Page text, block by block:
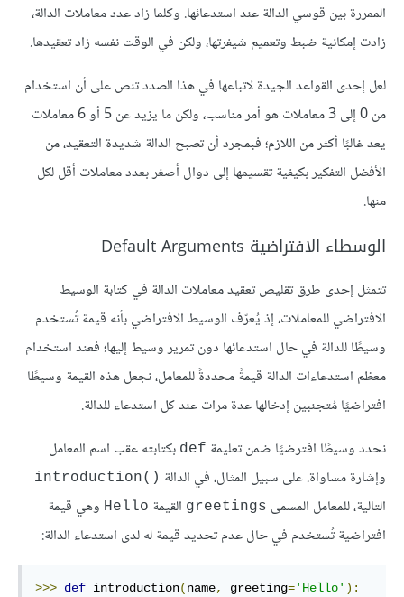
الممررة بين قوسي الدالة عند استدعائها. وكلما زاد عدد معاملات الدالة،
زادت إمكانية ضبط وتعميم شيفرتها، ولكن في الوقت نفسه زاد تعقيدها.
لعل إحدى القواعد الجيدة لاتباعها في هذا الصدد تنص على أن استخدام
من 0 إلى 3 معاملات هو أمر مناسب، ولكن ما يزيد عن 5 أو 6 معاملات
يعد غالبًا أكثر من اللازم؛ فبمجرد أن تصبح الدالة شديدة التعقيد، من
الأفضل التفكير بكيفية تقسيمها إلى دوال أصغر بعدد معاملات أقل لكل
منها.
الوسطاء الافتراضية Default Arguments
تتمثل إحدى طرق تقليص تعقيد معاملات الدالة في كتابة الوسيط
الافتراضي للمعاملات، إذ يُعرّف الوسيط الافتراضي بأنه قيمة تُستخدم
وسيطًا للدالة في حال استدعائها دون تمرير وسيط إليها؛ فعند استخدام
معظم استدعاءات الدالة قيمةً محددةً للمعامل، نجعل هذه القيمة وسيطًا
افتراضيًا مُتجنبين إدخالها عدة مرات عند كل استدعاء للدالة.
نحدد وسيطًا افترضيًا ضمن تعليمة def بكتابته عقب اسم المعامل
وإشارة مساواة. على سبيل المثال، في الدالة ()introduction
التالية، للمعامل المسمى greetings القيمة Hello وهي قيمة
افتراضية تُستخدم في حال عدم تحديد قيمة له لدى استدعاء الدالة:
>>> def introduction(name, greeting='Hello' ):